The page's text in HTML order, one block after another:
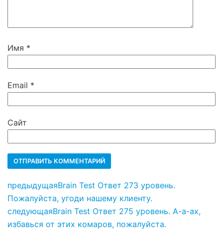
Имя *
Email *
Сайт
предыдущаяBrain Test Ответ 273 уровень.
Пожалуйста, угоди нашему клиенту.
следующаяBrain Test Ответ 275 уровень. А-а-ах,
избавься от этих комаров, пожалуйста.